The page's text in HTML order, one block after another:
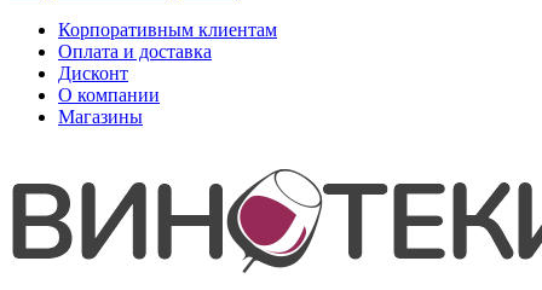
Корпоративным клиентам
Оплата и доставка
Дисконт
О компании
Магазины